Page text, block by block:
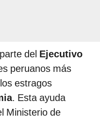
del Ejecutivo
peruanos más
estragos
. Esta ayuda
Ministerio de